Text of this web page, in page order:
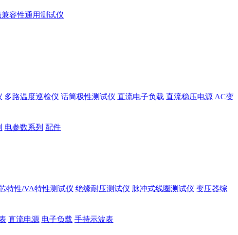
兼容性通用测试仪
多路温度巡检仪 话筒极性测试仪 直流电子负载 直流稳压电源 AC变
电参数系列 配件
特性/VA特性测试仪 绝缘耐压测试仪 脉冲式线圈测试仪 变压器综
直流电源 电子负载 手持示波表